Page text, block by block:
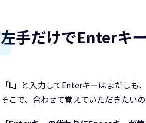
左手だけでEnterキ
「L」 と入力してEnterキーはまだしも、
そこで、合わせて覚えていただきたい